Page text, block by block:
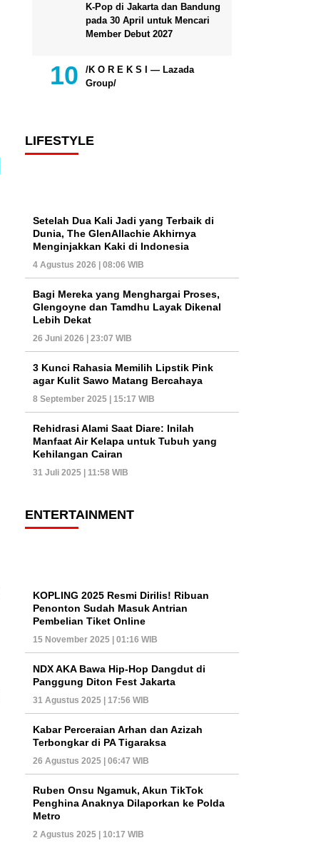
K-Pop di Jakarta dan Bandung
pada 30 April untuk Mencari
Member Debut 2027
/K O R E K S I — Lazada
Group/
LIFESTYLE
Setelah Dua Kali Jadi yang Terbaik di
Dunia, The GlenAllachie Akhirnya
Menginjakkan Kaki di Indonesia
4 Agustus 2026 | 08:06 WIB
Bagi Mereka yang Menghargai Proses,
Glengoyne dan Tamdhu Layak Dikenal
Lebih Dekat
26 Juni 2026 | 23:07 WIB
3 Kunci Rahasia Memilih Lipstik Pink
agar Kulit Sawo Matang Bercahaya
8 September 2025 | 15:17 WIB
Rehidrasi Alami Saat Diare: Inilah
Manfaat Air Kelapa untuk Tubuh yang
Kehilangan Cairan
31 Juli 2025 | 11:58 WIB
ENTERTAINMENT
KOPLING 2025 Resmi Dirilis! Ribuan
Penonton Sudah Masuk Antrian
Pembelian Tiket Online
15 November 2025 | 01:16 WIB
NDX AKA Bawa Hip-Hop Dangdut di
Panggung Diton Fest Jakarta
31 Agustus 2025 | 17:56 WIB
Kabar Perceraian Arhan dan Azizah
Terbongkar di PA Tigaraksa
26 Agustus 2025 | 06:47 WIB
Ruben Onsu Ngamuk, Akun TikTok
Penghina Anaknya Dilaporkan ke Polda
Metro
2 Agustus 2025 | 10:17 WIB